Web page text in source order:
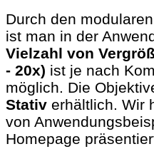
Durch den
ist man in der
Vielzahl von
- 20x) ist je nach
möglich. Die
Stativ erhältlich. Wir
von
Homepage